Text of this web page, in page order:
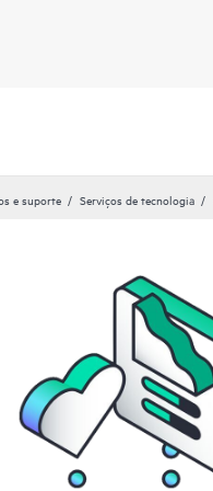
e suporte Serviços de tecnologia